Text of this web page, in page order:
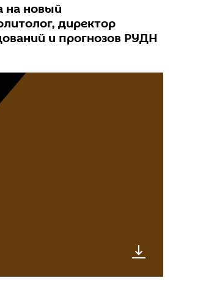
на новый
директор
и прогнозов РУДН